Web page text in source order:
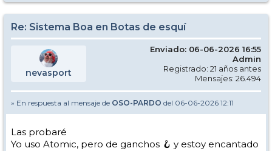
Re: Sistema Boa en Botas de esquí
nevasport
Enviado: 06-06-2026 16:55
Admin
Registrado: 21 años antes
Mensajes: 26.494
» En respuesta al mensaje de OSO-PARDO del 06-06-2026 12:11
Las probaré
Yo uso Atomic, pero de ganchos 🪝 y estoy encantado